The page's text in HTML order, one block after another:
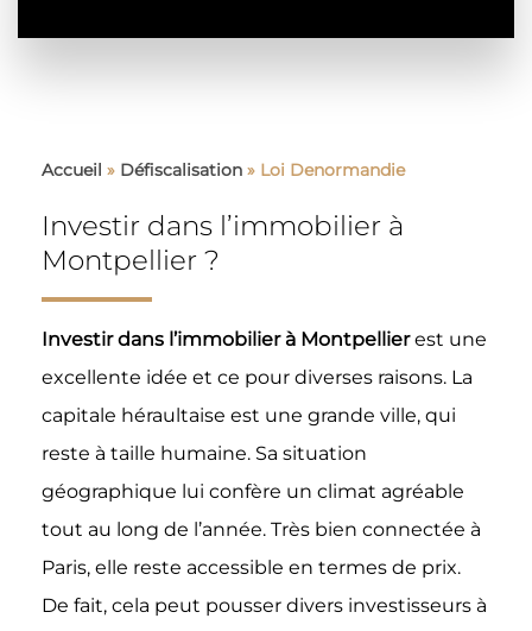
Accueil » Défiscalisation » Loi Denormandie
Investir dans l’immobilier à
Montpellier ?
Investir dans l’immobilier à Montpellierest une
excellente idée et ce pour diverses raisons. La
capitale héraultaise est une grande ville, qui
reste à taille humaine. Sa situation
géographique lui confère un climat agréable
tout au long de l’année. Très bien connectée à
Paris, elle reste accessible en termes de prix.
De fait, cela peut pousser divers investisseurs à